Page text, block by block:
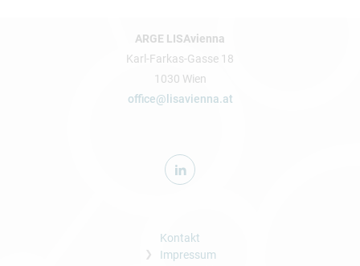
ARGE LISAvienna
Karl-Farkas-Gasse 18
1030 Wien
office@lisavienna.at
Kontakt
Impressum